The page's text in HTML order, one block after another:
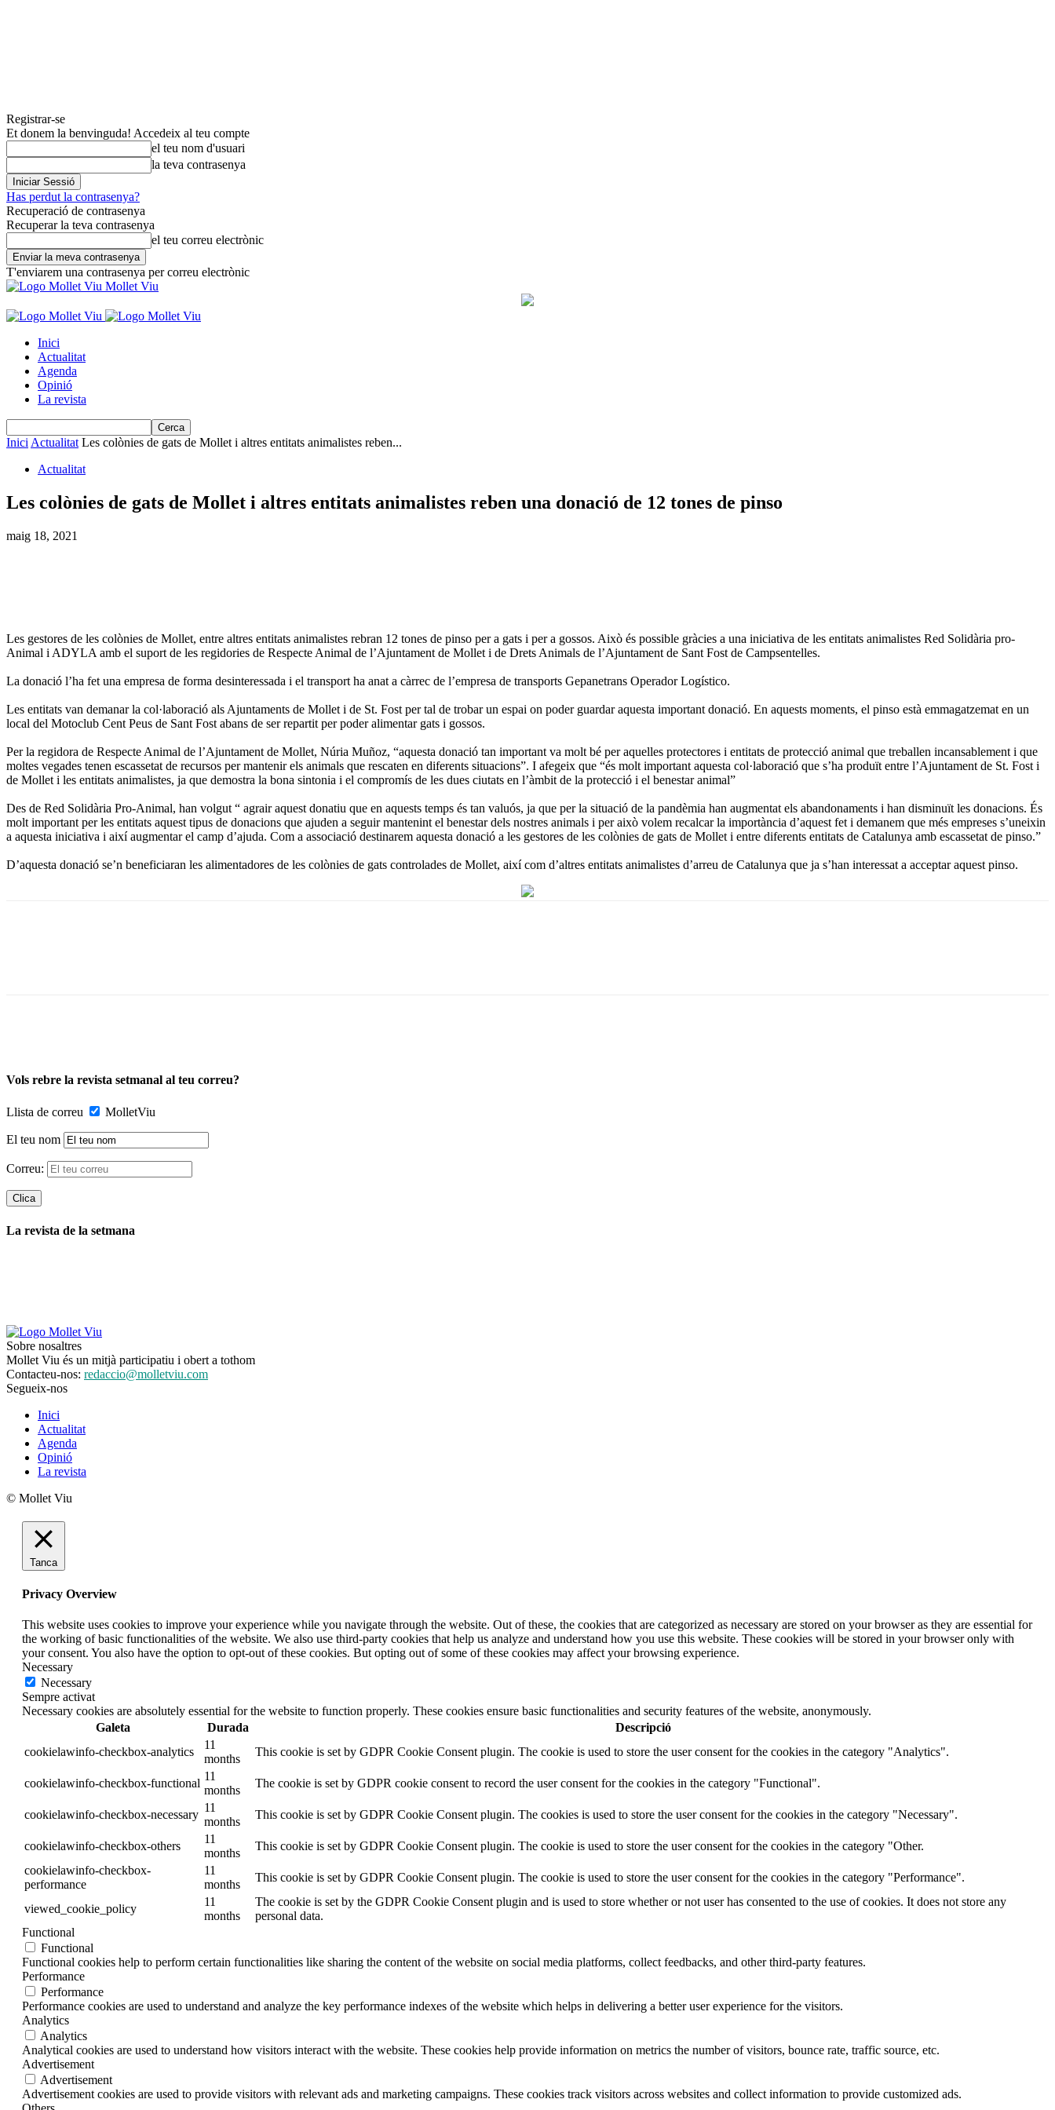
Registrar-se
Et donem la benvinguda! Accedeix al teu compte
el teu nom d'usuari
la teva contrasenya
Has perdut la contrasenya?
Recuperació de contrasenya
Recuperar la teva contrasenya
el teu correu electrònic
T'enviarem una contrasenya per correu electrònic
Mollet Viu
Inici
Actualitat
Agenda
Opinió
La revista
Inici Actualitat Les colònies de gats de Mollet i altres entitats animalistes reben...
Actualitat
Les colònies de gats de Mollet i altres entitats animalistes reben una donació de 12 tones de pinso
maig 18, 2021
Les gestores de les colònies de Mollet, entre altres entitats animalistes rebran 12 tones de pinso per a gats i per a gossos. Això és possible gràcies a una iniciativa de les entitats animalistes Red Solidària pro-
Animal i ADYLA amb el suport de les regidories de Respecte Animal de l’Ajuntament de Mollet i de Drets Animals de l’Ajuntament de Sant Fost de Campsentelles.
La donació l’ha fet una empresa de forma desinteressada i el transport ha anat a càrrec de l’empresa de transports Gepanetrans Operador Logístico.
Les entitats van demanar la col·laboració als Ajuntaments de Mollet i de St. Fost per tal de trobar un espai on poder guardar aquesta important donació. En aquests moments, el pinso està emmagatzemat en un
local del Motoclub Cent Peus de Sant Fost abans de ser repartit per poder alimentar gats i gossos.
Per la regidora de Respecte Animal de l’Ajuntament de Mollet, Núria Muñoz, “aquesta donació tan important va molt bé per aquelles protectores i entitats de protecció animal que treballen incansablement i que
moltes vegades tenen escassetat de recursos per mantenir els animals que rescaten en diferents situacions”. I afegeix que “és molt important aquesta col·laboració que s’ha produït entre l’Ajuntament de St. Fost i
de Mollet i les entitats animalistes, ja que demostra la bona sintonia i el compromís de les dues ciutats en l’àmbit de la protecció i el benestar animal”
Des de Red Solidària Pro-Animal, han volgut “ agrair aquest donatiu que en aquests temps és tan valuós, ja que per la situació de la pandèmia han augmentat els abandonaments i han disminuït les donacions. És
molt important per les entitats aquest tipus de donacions que ajuden a seguir mantenint el benestar dels nostres animals i per això volem recalcar la importància d’aquest fet i demanem que més empreses s’uneixin
a aquesta iniciativa i així augmentar el camp d’ajuda. Com a associació destinarem aquesta donació a les gestores de les colònies de gats de Mollet i entre diferents entitats de Catalunya amb escassetat de pinso.”
D’aquesta donació se’n beneficiaran les alimentadores de les colònies de gats controlades de Mollet, així com d’altres entitats animalistes d’arreu de Catalunya que ja s’han interessat a acceptar aquest pinso.
Vols rebre la revista setmanal al teu correu?
Llista de correu MolletViu
El teu nom
Correu:
La revista de la setmana
Sobre nosaltres
Mollet Viu és un mitjà participatiu i obert a tothom
Contacteu-nos: redaccio@molletviu.com
Segueix-nos
Inici
Actualitat
Agenda
Opinió
La revista
© Mollet Viu
Tanca
Privacy Overview
This website uses cookies to improve your experience while you navigate through the website. Out of these, the cookies that are categorized as necessary are stored on your browser as they are essential for
the working of basic functionalities of the website. We also use third-party cookies that help us analyze and understand how you use this website. These cookies will be stored in your browser only with
your consent. You also have the option to opt-out of these cookies. But opting out of some of these cookies may affect your browsing experience.
Necessary
Necessary
Sempre activat
Necessary cookies are absolutely essential for the website to function properly. These cookies ensure basic functionalities and security features of the website, anonymously.
Galeta
Durada
Descripció
cookielawinfo-checkbox-analytics
11
months
This cookie is set by GDPR Cookie Consent plugin. The cookie is used to store the user consent for the cookies in the category "Analytics".
cookielawinfo-checkbox-functional
11
months
The cookie is set by GDPR cookie consent to record the user consent for the cookies in the category "Functional".
cookielawinfo-checkbox-necessary
11
months
This cookie is set by GDPR Cookie Consent plugin. The cookies is used to store the user consent for the cookies in the category "Necessary".
cookielawinfo-checkbox-others
11
months
This cookie is set by GDPR Cookie Consent plugin. The cookie is used to store the user consent for the cookies in the category "Other.
cookielawinfo-checkbox-
performance
11
months
This cookie is set by GDPR Cookie Consent plugin. The cookie is used to store the user consent for the cookies in the category "Performance".
viewed_cookie_policy
11
months
The cookie is set by the GDPR Cookie Consent plugin and is used to store whether or not user has consented to the use of cookies. It does not store any
personal data.
Functional
Functional
Functional cookies help to perform certain functionalities like sharing the content of the website on social media platforms, collect feedbacks, and other third-party features.
Performance
Performance
Performance cookies are used to understand and analyze the key performance indexes of the website which helps in delivering a better user experience for the visitors.
Analytics
Analytics
Analytical cookies are used to understand how visitors interact with the website. These cookies help provide information on metrics the number of visitors, bounce rate, traffic source, etc.
Advertisement
Advertisement
Advertisement cookies are used to provide visitors with relevant ads and marketing campaigns. These cookies track visitors across websites and collect information to provide customized ads.